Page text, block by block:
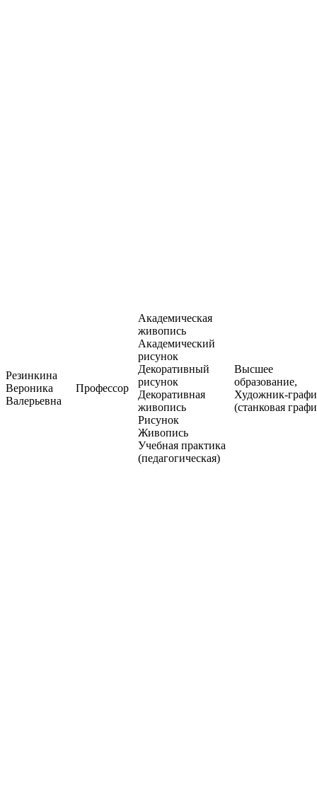
Резинкина
Вероника
Валерьевна
Профессор
Академическая
живопись
Академический
рисунок
Декоративный
рисунок
Декоративная
живопись
Рисунок
Живопись
Учебная практика
(педагогическая)
Высшее
образование,
Художник-
(станковая